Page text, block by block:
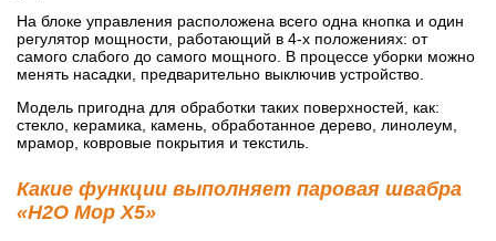
На блоке управления расположена всего одна кнопка и один
регулятор мощности, работающий в 4-х положениях: от
самого слабого до самого мощного. В процессе уборки можно
менять насадки, предварительно выключив устройство.
Модель пригодна для обработки таких поверхностей, как:
стекло, керамика, камень, обработанное дерево, линолеум,
мрамор, ковровые покрытия и текстиль.
Какие функции выполняет паровая швабра
«H2O Mop X5»